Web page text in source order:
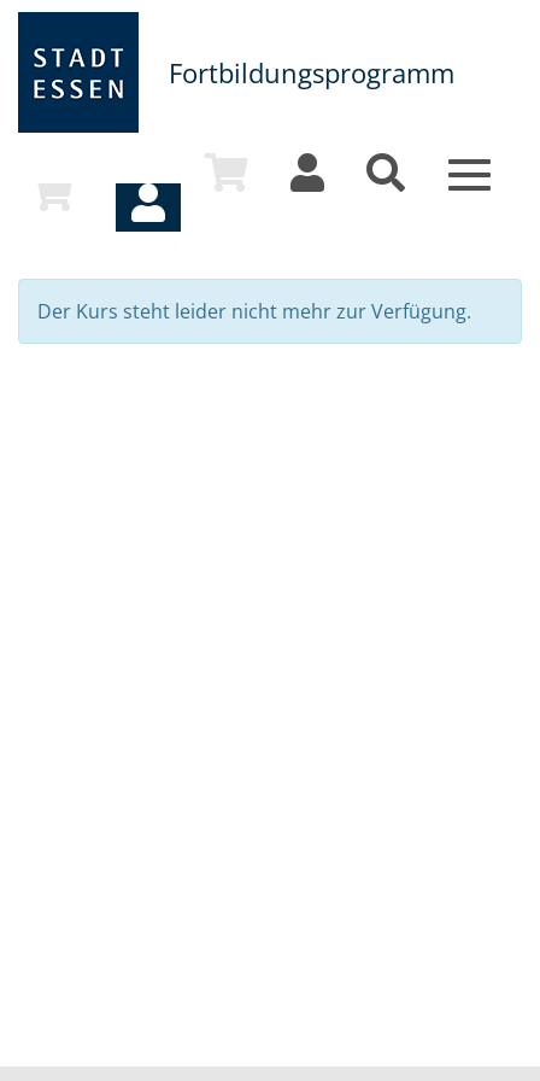
Fortbildungsprogramm
Toggle
Der Kurs steht leider nicht mehr zur Verfügung.